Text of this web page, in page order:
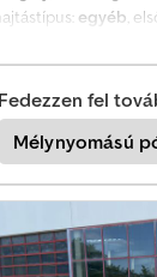
egyéb ,
rámpák
adatok: !, More
Fedezzen fel
Mélynyomású